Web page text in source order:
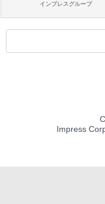
インプレスグループ
Impress